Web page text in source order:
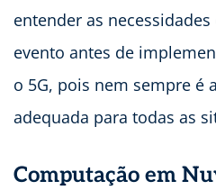
entender as
evento antes de
o 5G, pois nem sempre é
adequada para todas as
Computação em